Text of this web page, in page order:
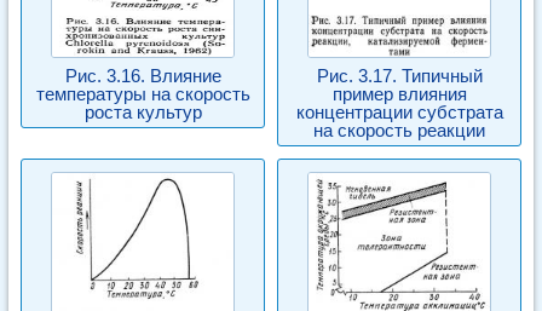
Рис. 3.16. Влияние
температуры на скорость
роста культур
Рис. 3.17. Типичный
пример влияния
концентрации субстрата
на скорость реакции